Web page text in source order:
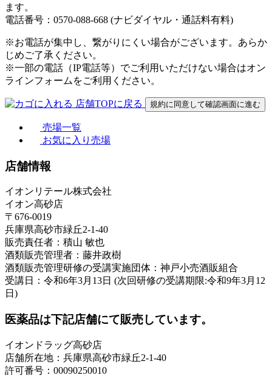
ます。
電話番号：0570-088-668 (ナビダイヤル・通話料有料)
※お電話が集中し、繋がりにくい場合がございます。あらか
じめご了承ください。
※一部の電話（IP電話等）でご利用いただけない場合はオン
ラインフォームをご利用ください。
店舗TOPに戻る 規約に同意して確認画面に進む
売場一覧
お気に入り売場
店舗情報
イオンリテール株式会社
イオン高砂店
〒676-0019
兵庫県高砂市緑丘2-1-40
販売責任者：積山 敏也
酒類販売管理者：藤井政樹
酒類販売管理研修の受講実施団体：神戸小売酒販組合
受講日：令和6年3月13日 (次回研修の受講期限:令和9年3月12
日)
医薬品は下記店舗にて販売しています。
イオンドラッグ高砂店
店舗所在地：兵庫県高砂市緑丘2-1-40
許可番号：00090250010